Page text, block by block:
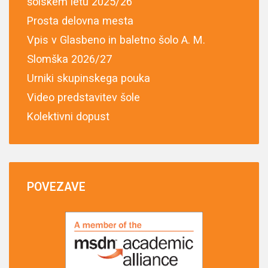
Prosta delovna mesta
Vpis v Glasbeno in baletno šolo A. M.
Slomška 2026/27
Urniki skupinskega pouka
Video predstavitev šole
Kolektivni dopust
POVEZAVE